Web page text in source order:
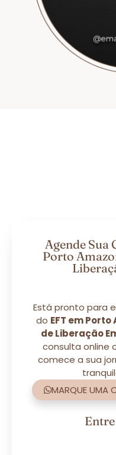
Agende Sua
Porto
Está pronto para
do EFT em
de Liberação
consulta online
comece a sua
MARQUE UMA